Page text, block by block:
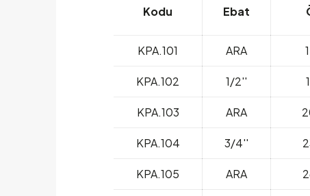
Kodu Ebat
KPA.101 ARA
KPA.102 1/2''
KPA.103 ARA
KPA.104 3/4''
KPA.105 ARA